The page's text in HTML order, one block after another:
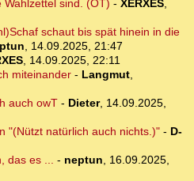
sind. (OT) - XERXES,
schaut bis spät hinein in die
, 14.09.2025, 21:47
, 14.09.2025, 22:11
miteinander- Langmut,
auch owT- Dieter, 14.09.2025,
"(Nützt natürlich auch nichts.)"- D-
das es ... - neptun, 16.09.2025,